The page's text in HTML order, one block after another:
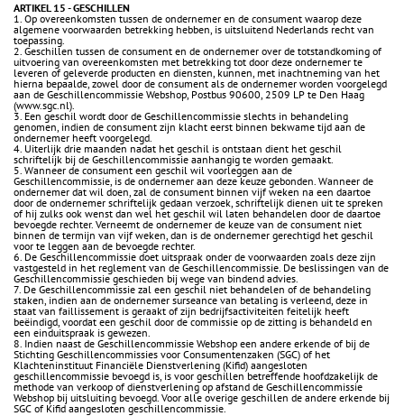
ARTIKEL 15 - GESCHILLEN
1. Op overeenkomsten tussen de ondernemer en de consument waarop deze
algemene voorwaarden betrekking hebben, is uitsluitend Nederlands recht van
toepassing.
2. Geschillen tussen de consument en de ondernemer over de totstandkoming of
uitvoering van overeenkomsten met betrekking tot door deze ondernemer te
leveren of geleverde producten en diensten, kunnen, met inachtneming van het
hierna bepaalde, zowel door de consument als de ondernemer worden voorgelegd
aan de Geschillencommissie Webshop, Postbus 90600, 2509 LP te Den Haag
(www.sgc.nl).
3. Een geschil wordt door de Geschillencommissie slechts in behandeling
genomen, indien de consument zijn klacht eerst binnen bekwame tijd aan de
ondernemer heeft voorgelegd.
4. Uiterlijk drie maanden nadat het geschil is ontstaan dient het geschil
schriftelijk bij de Geschillencommissie aanhangig te worden gemaakt.
5. Wanneer de consument een geschil wil voorleggen aan de
Geschillencommissie, is de ondernemer aan deze keuze gebonden. Wanneer de
ondernemer dat wil doen, zal de consument binnen vijf weken na een daartoe
door de ondernemer schriftelijk gedaan verzoek, schriftelijk dienen uit te spreken
of hij zulks ook wenst dan wel het geschil wil laten behandelen door de daartoe
bevoegde rechter. Verneemt de ondernemer de keuze van de consument niet
binnen de termijn van vijf weken, dan is de ondernemer gerechtigd het geschil
voor te leggen aan de bevoegde rechter.
6. De Geschillencommissie doet uitspraak onder de voorwaarden zoals deze zijn
vastgesteld in het reglement van de Geschillencommissie. De beslissingen van de
Geschillencommissie geschieden bij wege van bindend advies.
7. De Geschillencommissie zal een geschil niet behandelen of de behandeling
staken, indien aan de ondernemer surseance van betaling is verleend, deze in
staat van faillissement is geraakt of zijn bedrijfsactiviteiten feitelijk heeft
beëindigd, voordat een geschil door de commissie op de zitting is behandeld en
een einduitspraak is gewezen.
8. Indien naast de Geschillencommissie Webshop een andere erkende of bij de
Stichting Geschillencommissies voor Consumentenzaken (SGC) of het
Klachteninstituut Financiële Dienstverlening (Kifid) aangesloten
geschillencommissie bevoegd is, is voor geschillen betreffende hoofdzakelijk de
methode van verkoop of dienstverlening op afstand de Geschillencommissie
Webshop bij uitsluiting bevoegd. Voor alle overige geschillen de andere erkende bij
SGC of Kifid aangesloten geschillencommissie.